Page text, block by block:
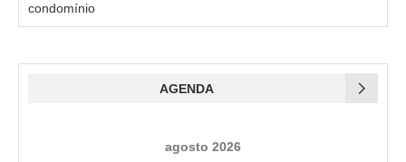
condomínio
AGENDA
agosto 2026